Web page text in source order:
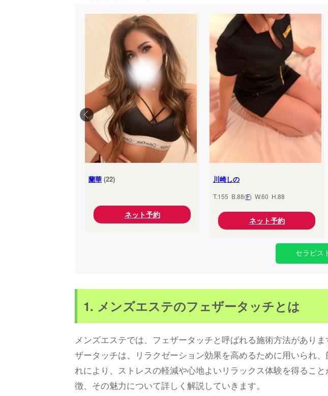
蘭華 (22)
ネット予約
川崎しの
T.155 B.88(F) W.60 H.88
ネット予約
セラピス
1. メンズエステのフェザータッチとは
メンズエステでは、フェザータッチと呼ばれる施術方法があり
ザータッチは、リラクゼーション効果を高めるために用いられ
れにより、ストレスの軽減や心地よいリラックス体験を得るこ
徴、その魅力について詳しく解説していきます。